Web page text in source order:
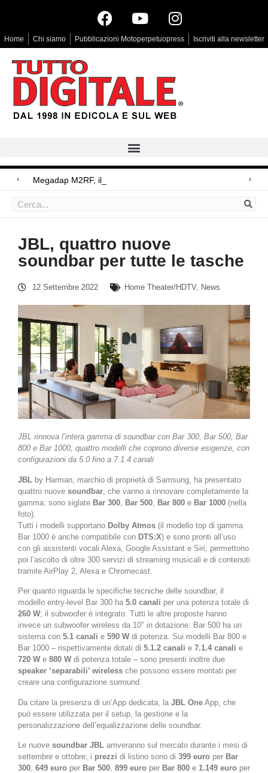
Home Chi siamo Pubblicazioni Motoperpetuopress Iscriviti alla newsletter
Megadap M2RF, il primo adattator
Arri Rental, evoluzioni in arrivo
JBL, quattro nuove
soundbar per tutte le tasche
12 Settembre 2022 Home Theater/HDTV, News
JBL rinnova l’intera gamma di soundbar con Bar 300, Bar 500, Bar
800 e Bar 1000; quattro modelli che coprono diverse esigenze, con
configurazioni da 5.0 fino a 7.1.4 canali
JBL by Harman, marchio di proprietà di Samsung, ha presentato
quattro nuove soundbar , che vanno a rinnovare completamente la
gamma: sono siglate Bar 300 Bar 500 Bar 800 e Bar 1000 (nella
foto).
Tutti i modelli supportano Dolby Atmos (il modello top di gamma
Bar 1000 è anche compatibile con DTS:X) e sono pronti all’uso
con gli assistenti vocali Alexa, Google Assistant e Siri; permettono
poi l’ascolto di oltre 300 servizi di streaming musicali e di contenuti
tramite AirPlay 2, Alexa e Chromecast.
Per quanto riguarda le specifiche tecniche delle soundbar, il
modello entry-level Bar 300 ha 5.0 canali per una potenza totale di
260 W; il subwoofer è integrato. Tutti le altre proposte hanno
invece un subwoofer wireless da 10″ in dotazione: Bar 500 ha un
sistema con 5.1 canali e 590 W di potenza. Sui modelli Bar 800 e
Bar 1000 – rispettivamente dotati di 5.1.2 canali e 7.1.4 canali e
720 W e 880 W di potenza totale – sono presenti inoltre due
speaker ‘separabili’ wireless che possono essere montati per
creare una configurazione surround.
Da citare la presenza di un’App dedicata, la JBL One App, che
può essere utilizzata per il setup, la gestione e la
personalizzazione dell’equalizzazione delle soundbar.
Le nuove soundbar JBL arriveranno sul mercato durante i mesi di
settembre e ottobre; i prezzi di listino sono di 399 euro per Bar
300 649 euro per Bar 500 899 euro per Bar 800 e 1.149 euro per